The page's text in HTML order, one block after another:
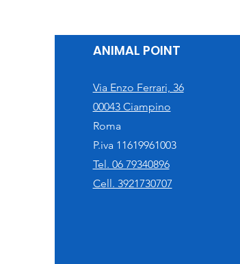
ANIMAL POINT
Via Enzo Ferrari, 36
00043 Ciampino
Roma
P.iva 11619961003
Tel. 06 79340896
Cell. 3921730707